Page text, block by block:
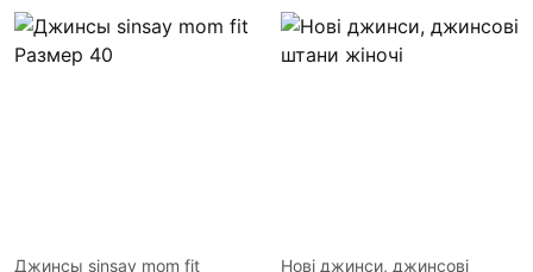
Джинсы sinsay mom fit
Нові джинси, джинсові